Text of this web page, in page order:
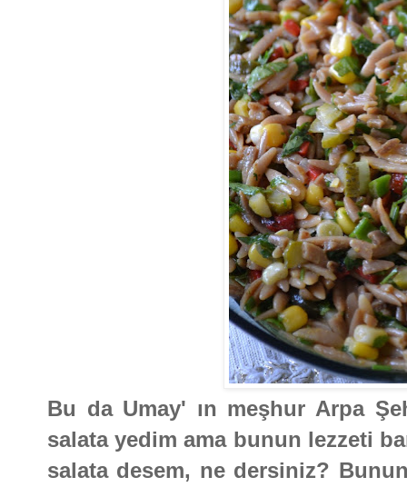
Bu da Umay' ın meşhur Arpa
salata yedim ama bunun lezzeti
salata desem, ne dersiniz?